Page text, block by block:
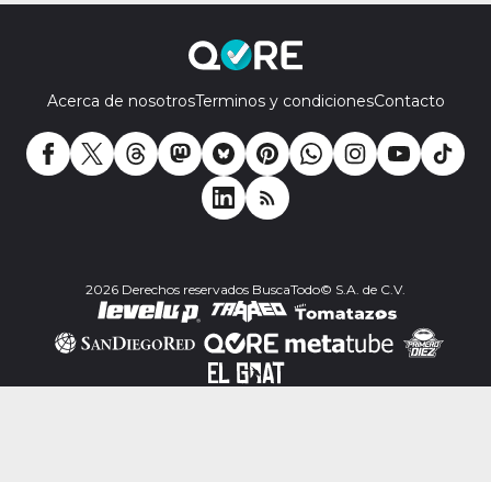
Acerca de nosotrosTerminos y condicionesContacto
2026 Derechos reservados BuscaTodo© S.A. de C.V.